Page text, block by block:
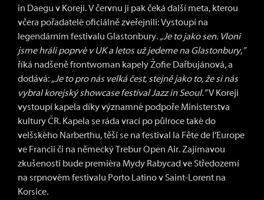
in Daegu v Koreji. V červnu ji pak čeká další meta, kterou
včera pořadatelé oficiálně zveřejnili: Vystoupí na
legendárním festivalu Glastonbury. „Je to jako sen. Vloni
jsme hráli poprvé v UK a letos už jedeme na Glastonbury,”
říká nadšeně frontwoman kapely Žofie Dařbujánová, a
dodává: „Je to pro nás velká čest, stejně jako to, že si nás
vybral korejský showcase festival Jazz in Seoul.”V Koreji
vystoupí kapela díky významné podpoře Ministerstva
kultury ČR. Kapela se ráda vrací po půlroce také do
velšského Narberthu, těší se na festival la Fête de l’Europe
ve Francii či na německý Trebur Open Air. Zajímavou
zkušeností bude premiéra Mydy Rabycad ve Středozemí
na srpnovém festivalu Porto Latino v Saint-Lorent na
Korsice.